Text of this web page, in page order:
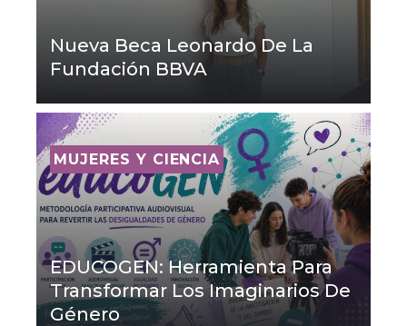
Nueva Beca Leonardo De La
Fundación BBVA
MUJERES Y CIENCIA
EDUCOGEN: Herramienta Para
Transformar Los Imaginarios De
Género